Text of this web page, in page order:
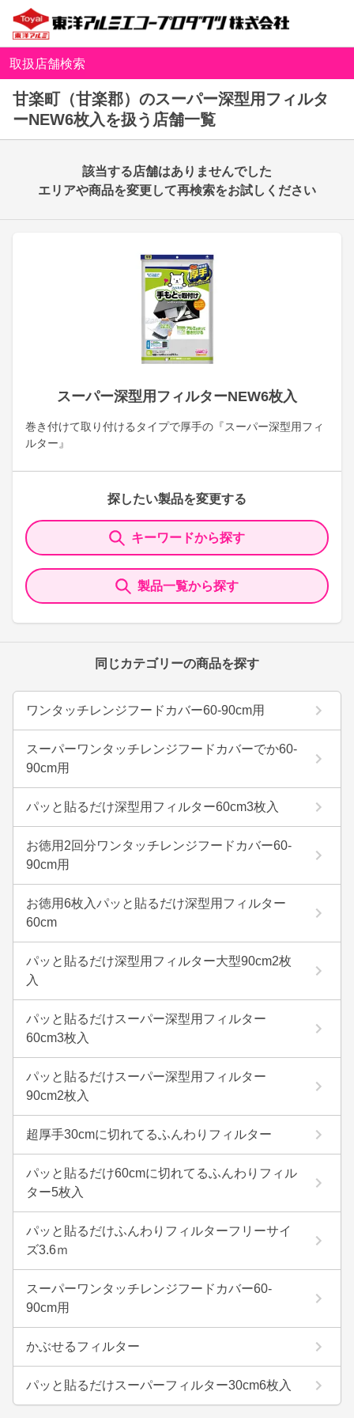
取扱店舗検索
甘楽町（甘楽郡）のスーパー深型用フィルタ
ーNEW6枚入を扱う店舗一覧
スーパー深型用フィルターNEW6枚入
巻き付けて取り付けるタイプで厚手の『スーパー深型用フィ
ルター』
探したい製品を変更する
キーワードから探す
製品一覧から探す
同じカテゴリーの商品を探す
ワンタッチレンジフードカバー60-90cm用
スーパーワンタッチレンジフードカバーでか60-
90cm用
パッと貼るだけ深型用フィルター60cm3枚入
お徳用2回分ワンタッチレンジフードカバー60-
90cm用
お徳用6枚入パッと貼るだけ深型用フィルター
60cm
パッと貼るだけ深型用フィルター大型90cm2枚
入
パッと貼るだけスーパー深型用フィルター
60cm3枚入
パッと貼るだけスーパー深型用フィルター
90cm2枚入
超厚手30cmに切れてるふんわりフィルター
パッと貼るだけ60cmに切れてるふんわりフィル
ター5枚入
パッと貼るだけふんわりフィルターフリーサイ
ズ3.6ｍ
スーパーワンタッチレンジフードカバー60-
90cm用
かぶせるフィルター
パッと貼るだけスーパーフィルター30cm6枚入
該当する店舗はありませんでした
エリアや商品を変更して再検索をお試しください